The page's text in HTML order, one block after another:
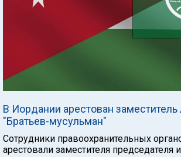
В Иордании арестован заместитель
"Братьев-мусульман"
Сотрудники правоохранительных
арестовали заместителя председателя